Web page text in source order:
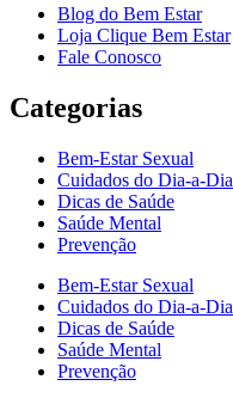
Blog do Bem Estar
Loja Clique Bem Estar
Fale Conosco
Categorias
Bem-Estar Sexual
Cuidados do Dia-a-Dia
Dicas de Saúde
Saúde Mental
Prevenção
Bem-Estar Sexual
Cuidados do Dia-a-Dia
Dicas de Saúde
Saúde Mental
Prevenção